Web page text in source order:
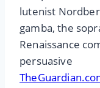
lutenist
gamba, the
Renaissance
persuasive